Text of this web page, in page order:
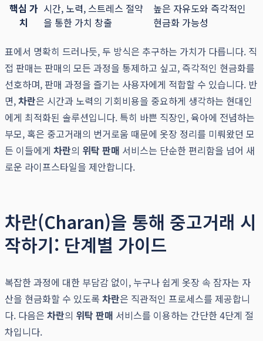
핵심 가
치
시간, 노력, 스트레스 절약
을 통한 가치 창출
높은 자유도와 즉각적인
현금화 가능성
표에서 명확히 드러나듯, 두 방식은 추구하는 가치가 다릅니다. 직
접 판매는 판매의 모든 과정을 통제하고 싶고, 즉각적인 현금화를
선호하며, 판매 과정을 즐기는 사용자에게 적합할 수 있습니다. 반
면,차란은 시간과 노력의 기회비용을 중요하게 생각하는 현대인
에게 최적화된 솔루션입니다. 특히 바쁜 직장인, 육아에 전념하는
부모, 혹은 중고거래의 번거로움 때문에 옷장 정리를 미뤄왔던 모
든 이들에게 차란의 위탁 판매 서비스는 단순한 편리함을 넘어 새
로운 라이프스타일을 제안합니다.
차란(Charan)을 통해 중고거래 시
작하기: 단계별 가이드
복잡한 과정에 대한 부담감 없이, 누구나 쉽게 옷장 속 잠자는 자
산을 현금화할 수 있도록 차란은 직관적인 프로세스를 제공합니
다. 다음은 차란의 위탁 판매 서비스를 이용하는 간단한 4단계 절
차입니다.